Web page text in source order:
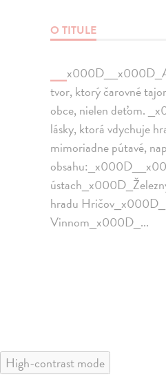
O TITULE
tvor, ktorý čarovné
obce, nielen deťom.
lásky, ktorá vdychuje
mimoriadne pútavé,
hradu
Vinnom_x000D_...
High-contrast mode